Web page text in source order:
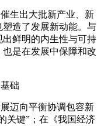
生出大批新产业、新
造了发展新动能。与
鲜明的内生性与可持
是在发展中保障和改
础
迈向平衡协调包容新
关键”；在《我国经济